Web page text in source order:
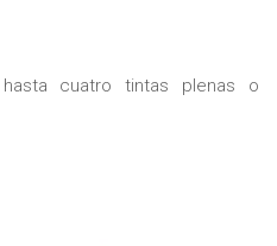
cuatro tintas plenas o